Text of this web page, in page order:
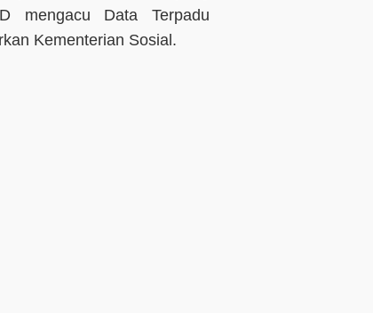
mengacu Data Terpadu
Kementerian Sosial.